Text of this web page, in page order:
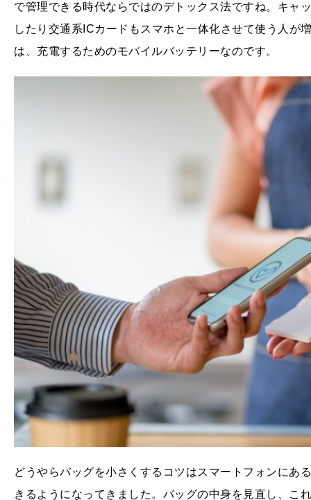
で管理できる時代ならではのデトックス法ですね。キャ
したり交通系ICカードもスマホと一体化させて使う人が
は、充電するためのモバイルバッテリーなのです。
どうやらバッグを小さくするコツはスマートフォンにあ
きるようになってきました。バッグの中身を見直し、こ